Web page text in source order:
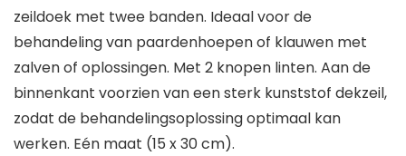
zeildoek met twee banden. Ideaal voor de
behandeling van paardenhoepen of klauwen met
zalven of oplossingen. Met 2 knopen linten. Aan de
binnenkant voorzien van een sterk kunststof dekzeil,
zodat de behandelingsoplossing optimaal kan
werken. Eén maat (15 x 30 cm).